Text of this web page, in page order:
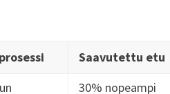
Saavutettu etu
30% nopeampi